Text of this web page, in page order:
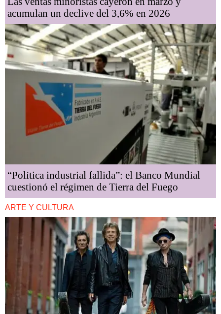
acumulan un declive del 3,6% en 2026
“Política industrial fallida”: el Banco Mundial
cuestionó el régimen de Tierra del Fuego
ARTE Y CULTURA